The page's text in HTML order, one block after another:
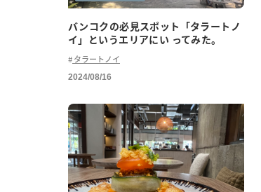
バンコクの必見スポット「タラートノ
イ」というエリアにい ってみた。
タラートノイ
2024/08/16